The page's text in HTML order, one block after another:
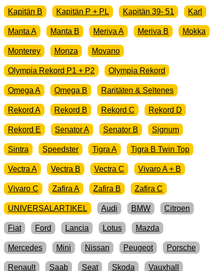
Kapitän B Kapitän P + PL Kapitän 39- 51 Karl
Manta A Manta B Meriva A Meriva B Mokka
Monterey Monza Movano
Olympia Rekord P1 + P2 Olympia Rekord
Omega A Omega B Raritäten & Seltenes
Rekord A Rekord B Rekord C Rekord D
Rekord E Senator A Senator B Signum
Sintra Speedster Tigra A Tigra B Twin Top
Vectra A Vectra B Vectra C Vivaro A + B
Vivaro C Zafira A Zafira B Zafira C
UNIVERSALARTIKEL Audi BMW Citroen
Fiat Ford Lancia Lotus Mazda
Mercedes Mini Nissan Peugeot Porsche
Renault Saab Seat Skoda Vauxhall